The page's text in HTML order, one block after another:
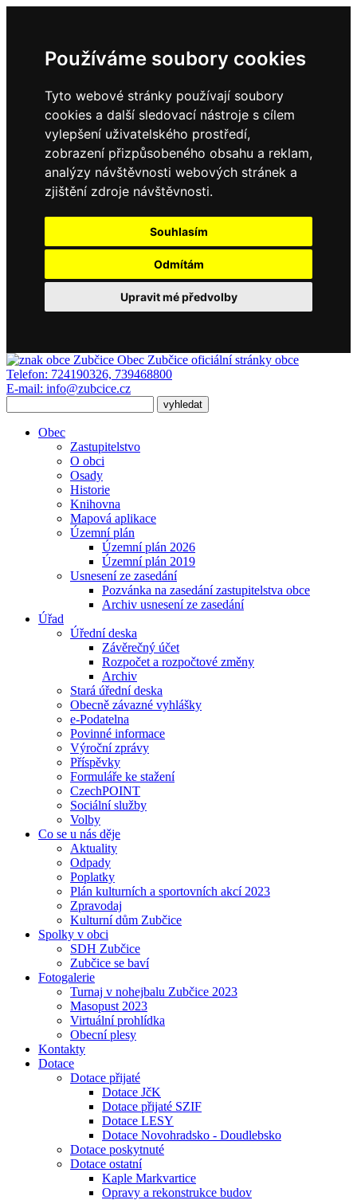
Používáme soubory cookies
Tyto webové stránky používají soubory
cookies a další sledovací nástroje s cílem
vylepšení uživatelského prostředí,
zobrazení přizpůsobeného obsahu a reklam,
analýzy návštěvnosti webových stránek a
zjištění zdroje návštěvnosti.
Souhlasím
Odmítám
Upravit mé předvolby
Obec Zubčice oficiální stránky obce
Telefon: 724190326, 739468800
E-mail: info@zubcice.cz
Obec
Zastupitelstvo
O obci
Osady
Historie
Knihovna
Mapová aplikace
Územní plán
Územní plán 2026
Územní plán 2019
Usnesení ze zasedání
Pozvánka na zasedání zastupitelstva obce
Archiv usnesení ze zasedání
Úřad
Úřední deska
Závěrečný účet
Rozpočet a rozpočtové změny
Archiv
Stará úřední deska
Obecně závazné vyhlášky
e-Podatelna
Povinné informace
Výroční zprávy
Příspěvky
Formuláře ke stažení
CzechPOINT
Sociální služby
Volby
Co se u nás děje
Aktuality
Odpady
Poplatky
Plán kulturních a sportovních akcí 2023
Zpravodaj
Kulturní dům Zubčice
Spolky v obci
SDH Zubčice
Zubčice se baví
Fotogalerie
Turnaj v nohejbalu Zubčice 2023
Masopust 2023
Virtuální prohlídka
Obecní plesy
Kontakty
Dotace
Dotace přijaté
Dotace JčK
Dotace přijaté SZIF
Dotace LESY
Dotace Novohradsko - Doudlebsko
Dotace poskytnuté
Dotace ostatní
Kaple Markvartice
Opravy a rekonstrukce budov